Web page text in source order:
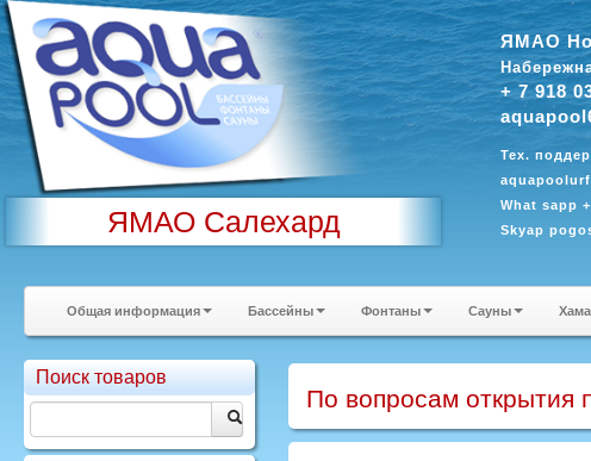
ЯМАО Салехард
ЯМАО
+ 7 918
Тех.
What sapp
Skyap
Общая информация Бассейны Фонтаны Сауны
Поиск товаров
По вопросам открытия